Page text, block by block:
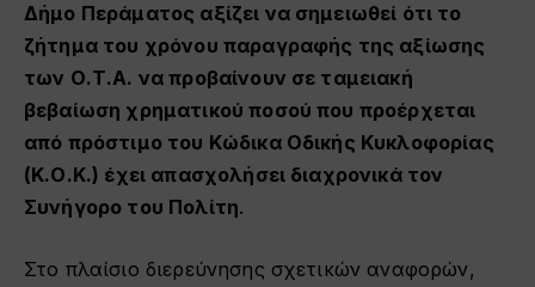
Δήμο Περάματος αξίζει να σημειωθεί ότι το
ζήτημα του χρόνου παραγραφής της αξίωσης
των Ο.Τ.Α. να προβαίνουν σε ταμειακή
βεβαίωση χρηματικού ποσού που προέρχεται
από πρόστιμο του Κώδικα Οδικής Κυκλοφορίας
(Κ.Ο.Κ.) έχει απασχολήσει διαχρονικά τον
Συνήγορο του Πολίτη.
Στο πλαίσιο διερεύνησης σχετικών αναφορών,